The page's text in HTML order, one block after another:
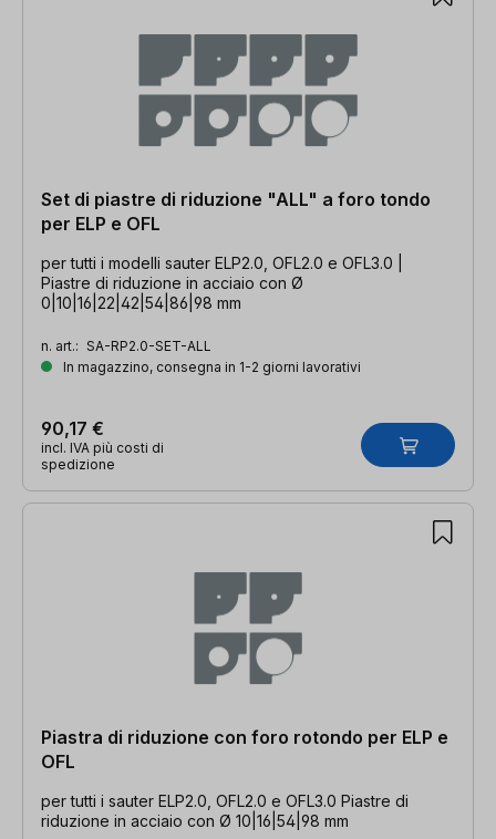
Set di piastre di riduzione "ALL" a foro tondo
per ELP e OFL
per tutti i modelli sauter ELP2.0, OFL2.0 e OFL3.0 |
Piastre di riduzione in acciaio con Ø
0|10|16|22|42|54|86|98 mm
n. art.: SA-RP2.0-SET-ALL
In magazzino, consegna in 1-2 giorni lavorativi
90,17 €
incl. IVA più costi di
spedizione
Piastra di riduzione con foro rotondo per ELP e
OFL
per tutti i sauter ELP2.0, OFL2.0 e OFL3.0 Piastre di
riduzione in acciaio con Ø 10|16|54|98 mm